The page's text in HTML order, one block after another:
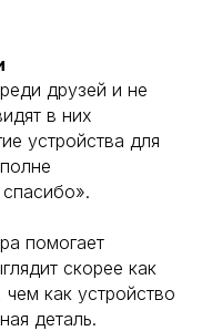
друзей и не
в них
устройства для
помогает
скорее как
как устройство
деталь.